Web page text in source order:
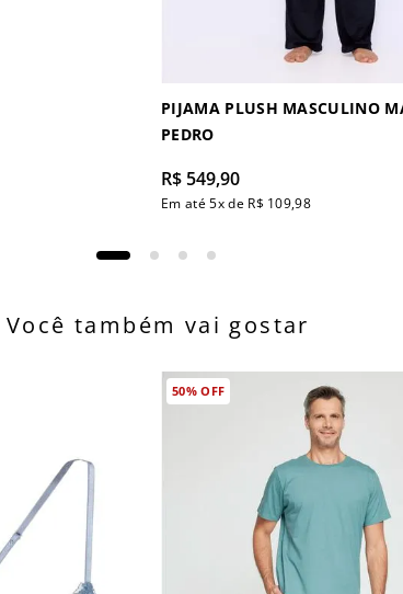
PIJAMA PLUSH MASCULINO
PEDRO
R$549,90
Em até5x de R$ 109,98
Você também vai gostar
50%OFF